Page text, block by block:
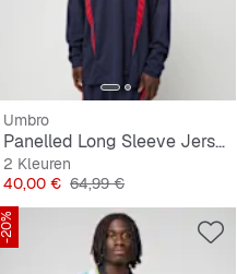
Umbro
Panelled Long Sleeve Jersey
2 Kleuren
Prijs
40,00 € Originele Prijs
64,99 €
-20%